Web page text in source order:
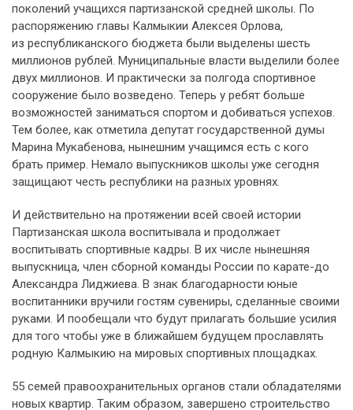
поколений учащихся партизанской средней школы. По
распоряжению главы Калмыкии Алексея Орлова,
из республиканского бюджета были выделены шесть
миллионов рублей. Муниципальные власти выделили более
двух миллионов. И практически за полгода спортивное
сооружение было возведено. Теперь у ребят больше
возможностей заниматься спортом и добиваться успехов.
Тем более, как отметила депутат государственной думы
Марина Мукабенова, нынешним учащимся есть с кого
брать пример. Немало выпускников школы уже сегодня
защищают честь республики на разных уровнях.
И действительно на протяжении всей своей истории
Партизанская школа воспитывала и продолжает
воспитывать спортивные кадры. В их числе нынешняя
выпускница, член сборной команды России по карате-до
Александра Лиджиева. В знак благодарности юные
воспитанники вручили гостям сувениры, сделанные своими
руками. И пообещали что будут прилагать большие усилия
для того чтобы уже в ближайшем будущем прославлять
родную Калмыкию на мировых спортивных площадках.
55 семей правоохранительных органов стали обладателями
новых квартир. Таким образом, завершено строительство